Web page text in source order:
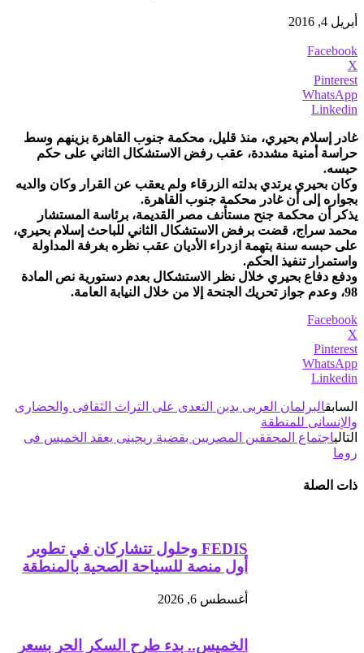
أبريل 4, 2016
Facebook
X
Pinterest
WhatsApp
Linkedin
غادر إسلام بحيري، منذ قليل، محكمة جنوب القاهرة بزينهم وسط
حراسة أمنية مشددة، عقب رفض الاستشكال الثاني على حكم
حبسه.
وكان بحيري يرتدي بدلته الزرقاء ولم يعقب عن القرار وكان والديه
بجواره إلى أن غادر محكمة جنوب القاهرة.
يذكر أن محكمة جنح مستأنف مصر القديمة، برئاسة المستشار
محمد سراج، قضت برفض الاستشكال الثاني للباحث إسلام بحيري،
على حبسه سنة بتهمة ازدراء الأديان عقب نظره بغرفة المداولة
واستمرار تنفيذ الحكم.
ودفع دفاع بحيري خلال نظر الاستشكال بعدم دستورية نص المادة
98، وعدم جواز تحريك الجنحة إلا من خلال النيابة العامة.
Facebook
X
Pinterest
WhatsApp
Linkedin
السابقالبرلمان العربى يدين التعدى على التراث الثقافى والحضارى
والإنسانى للمنطقة
التالياجتماع المحققين المصريين بقضية ريجينى يعقد الخميس فى
روما
ذات الصلة
FEDIS وحلول تتشاركان في تطوير
أول منصة للسياحة الصحية بالمنطقة
أغسطس 6, 2026
الخميس.. بدء طرح السكر الحر بسعر